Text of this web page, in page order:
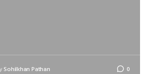
Sohilkhan Pathan 0